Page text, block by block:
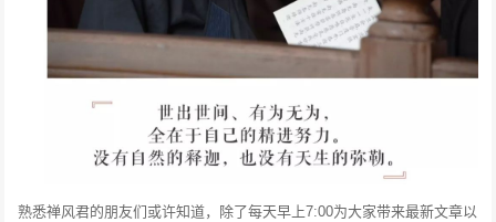
熟悉禅风君的朋友们或许知道，除了每天早上7:00为大家带来最新文章以